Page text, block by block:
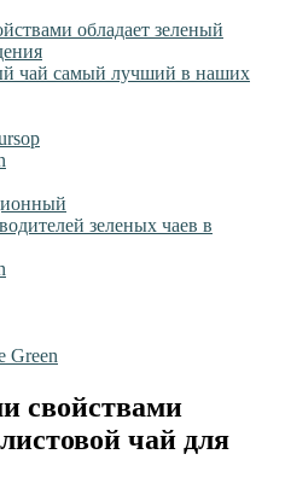
обладает зеленый
чай самый лучший в наших
зеленых чаев в
Green
свойствами
чай для